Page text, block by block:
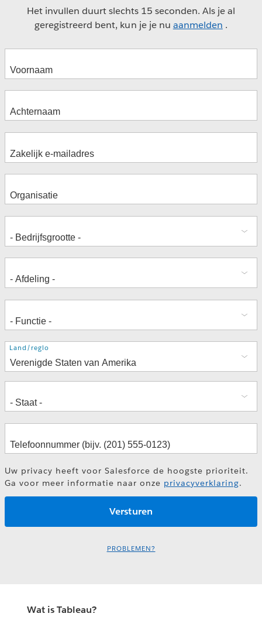
Het invullen duurt slechts 15 seconden. Als je al
geregistreerd bent, kun je je nu aanmelden .
Adres
Land/regio
Uw privacy heeft voor Salesforce de hoogste prioriteit.
Ga voor meer informatie naar onze privacyverklaring.
PROBLEMEN?
Wat is Tableau?